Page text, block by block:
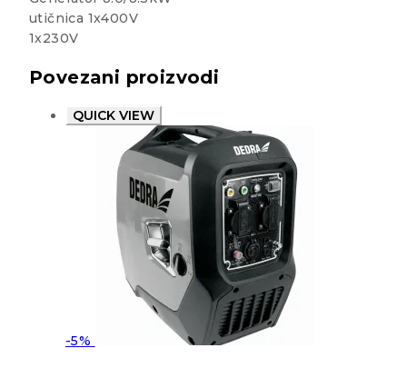
utičnica 1x400V
1x230V
Povezani proizvodi
QUICK VIEW
-5%